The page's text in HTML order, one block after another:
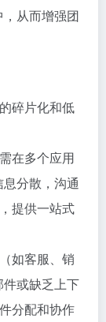
从而增强团
碎片化和低
在多个应用
息分散，沟通
提供一站式
如客服、销
或缺乏上下
分配和协作